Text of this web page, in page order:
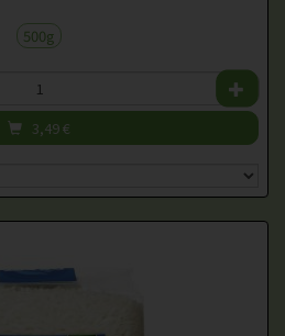
500g
3,49€